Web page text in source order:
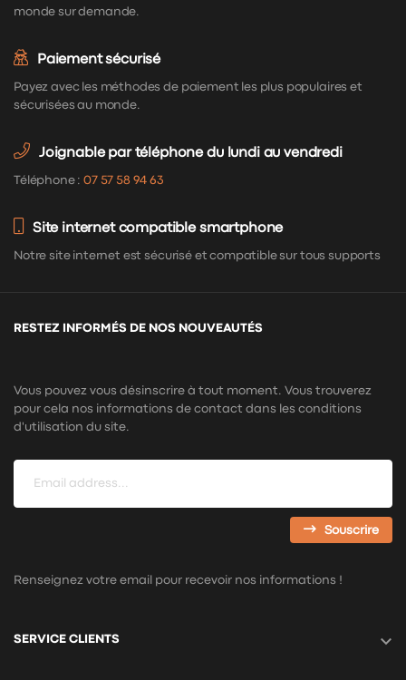
monde sur demande.
Paiement sécurisé
Payez avec les méthodes de paiement les plus populaires et
sécurisées au monde.
Joignable par téléphone du lundi au vendredi
Téléphone :07 57 58 94 63
Site internet compatible smartphone
Notre site internet est sécurisé et compatible sur tous supports
RESTEZ INFORMÉS DE NOS NOUVEAUTÉS
Vous pouvez vous désinscrire à tout moment. Vous trouverez
pour cela nos informations de contact dans les conditions
d'utilisation du site.
Souscrire
Renseignez votre email pour recevoir nos informations !
SERVICE CLIENTS 